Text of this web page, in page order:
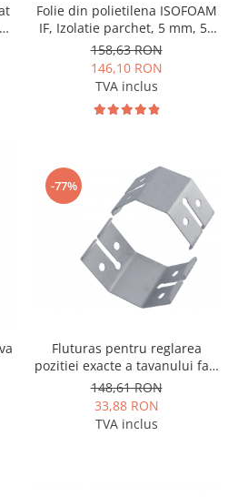
Folie din polietilena ISOFOAM
IF, Izolatie parchet, 5 mm, 50
mp
158,63 RON
146,10 RON
TVA inclus
-77%
Fluturas pentru reglarea
pozitiei exacte a tavanului fals
(100 buc/pachet)
148,61 RON
33,88 RON
TVA inclus